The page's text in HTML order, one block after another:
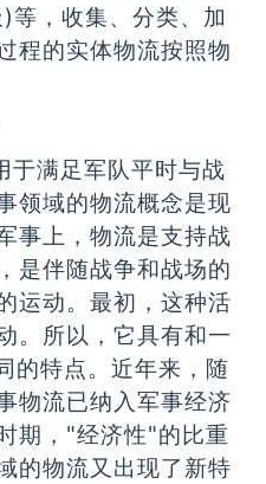
等，收集、分类、加
程的实体物流按照物
于满足军队平时与战
领域的物流概念是现
事上，物流是支持战
是伴随战争和战场的
运动。最初，这种活
。所以，它具有和一
的特点。近年来，随
物流已纳入军事经济
期，"经济性"的比重
的物流又出现了新特